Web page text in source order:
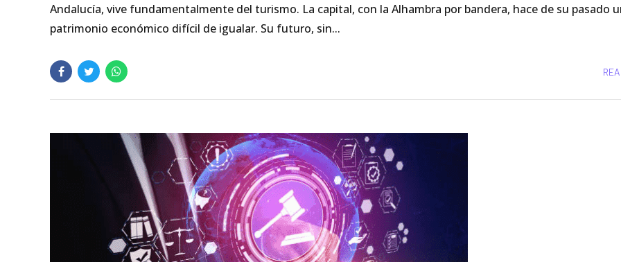
Andalucía, vive fundamentalmente del turismo. La capital, con la Alhambra por bandera, hace de su pasado
patrimonio económico difícil de igualar. Su futuro, sin...